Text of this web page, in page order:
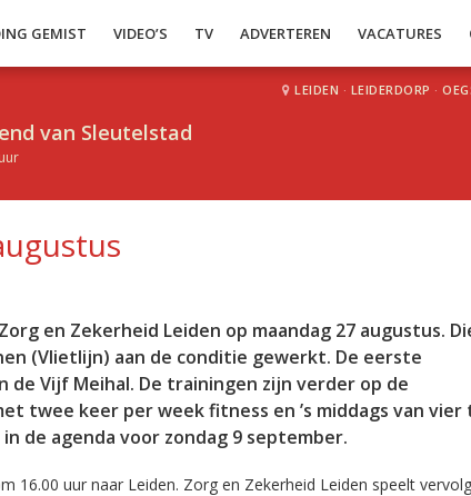
GEMIST VIDEO’S TV ADVERTEREN VACATURES
van Sleutelstad
LEIDEN · LEIDERDORP ·
en Zekerheid Leiden op maandag 27 augustus.
(Vlietlijn) aan de conditie gewerkt. De eerste
de Vijf Meihal. De trainingen zijn verder op de
twee keer per week fitness en ’s middags van
de agenda voor zondag 9 september.
16.00 uur naar Leiden. Zorg en Zekerheid Leiden speelt